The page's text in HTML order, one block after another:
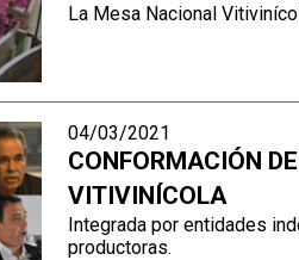
La Mesa Nacional
04/03/2021
CONFORMACIÓN
VITIVINÍCOLA
Integrada por entidades
productoras.